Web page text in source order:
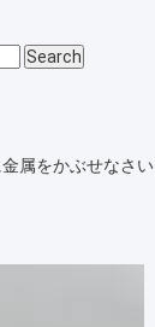
属をかぶせなさい